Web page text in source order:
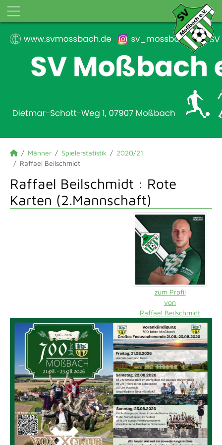
Männer Spielerstatistik
2020/21
Raffael Beilschmidt
Raffael Beilschmidt : Rote
Karten (2.Mannschaft)
zum Profil
von
Raffael Beilschmidt